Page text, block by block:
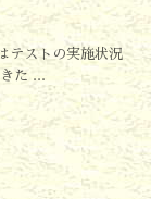
テストの実施状況
た ...